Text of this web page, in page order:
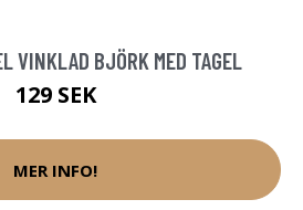
VINKLAD BJÖRK MED TAGEL
129 SEK
MER INFO!